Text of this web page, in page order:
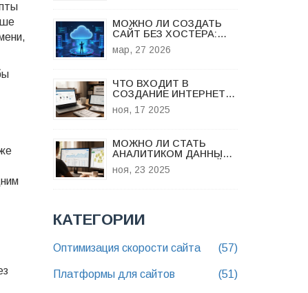
МОЖНО ЛИ СОЗДАТЬ
САЙТ БЕЗ ХОСТЕРА:
БЕСПЛАТНЫЕ
АЛЬТЕРНАТИВЫ И
мар, 27 2026
ЧТО ВХОДИТ В
СОЗДАНИЕ ИНТЕРНЕТ-
МАГАЗИНА:
ПОШАГОВЫЙ РАЗБОР
ноя, 17 2025
МОЖНО ЛИ СТАТЬ
АНАЛИТИКОМ ДАННЫХ
С НУЛЯ: ПОШАГОВЫЙ
ПУТЬ БЕЗ ОПЫТА
ноя, 23 2025
КАТЕГОРИИ
Оптимизация скорости сайта (57)
Платформы для сайтов (51)